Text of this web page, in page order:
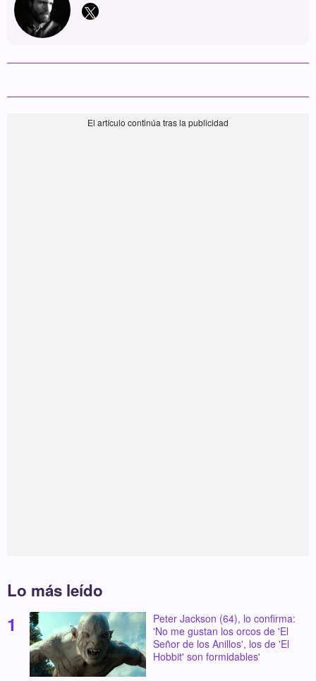
Lo más leído
Peter Jackson (64), lo confirma:
'No me gustan los orcos de 'El
Señor de los Anillos', los de 'El
Hobbit' son formidables'